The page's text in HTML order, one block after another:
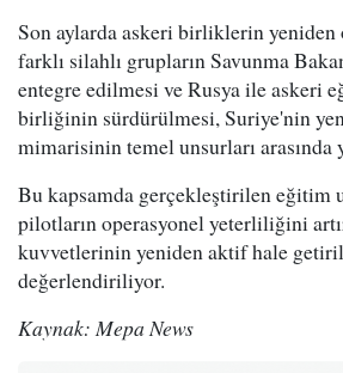
Son aylarda askeri birliklerin
farklı silahlı grupların Savunma
entegre edilmesi ve Rusya ile askeri
birliğinin sürdürülmesi, Suriye'nin
mimarisinin temel unsurları arasında
Bu kapsamda gerçekleştirilen eğitim
pilotların operasyonel yeterliliğini
kuvvetlerinin yeniden aktif hale
değerlendiriliyor.
Kaynak: Mepa News